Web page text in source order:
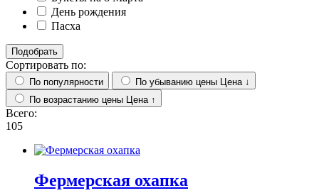
День рождения
Пасха
Подобрать
Сортировать по:
По популярности По убыванию цены
Цена ↓
По возрастанию цены
Цена ↑
Всего:
105
Фермерская охапка